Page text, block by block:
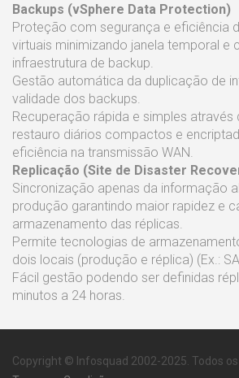
Backups (vSphere Data Protection)
Proteção com segurança e eficiência
virtuais minimizando janela temporal e
infraestrutura de backup.
Gestão automática da duplicação de
validade dos backups.
Recuperação rápida e simples através
restauro diários compactos e
eficiência na transmissão WAN.
Replicação (Site de Disaster
Sincronização apenas da informação
produção garantindo maior rapidez e
armazenamento das réplicas.
Permite tecnologias de
dois locais (produção e réplica) (Ex.:
Fácil gestão podendo ser definidas
minutos a 24 horas.
Copyright © Infosquad 2002-2025. Todos